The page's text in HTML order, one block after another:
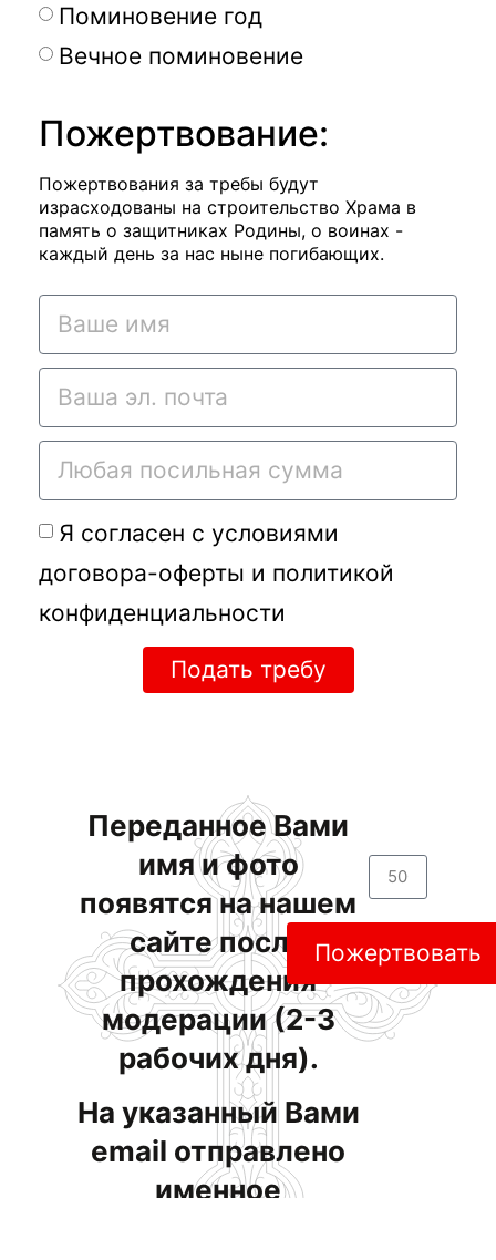
Поминовение год
Вечное поминовение
Пожертвование:
Пожертвования за требы будут
израсходованы на строительство Храма в
память о защитниках Родины, о воинах -
каждый день за нас ныне погибающих.
Я согласен с условиями
договора-оферты и политикой
конфиденциальности
Подать требу
Переданное Вами
имя и фото
появятся на нашем
сайте после
прохождения
модерации (2-3
рабочих дня).
На указанный Вами
email отправлено
именное
Пожертвовать